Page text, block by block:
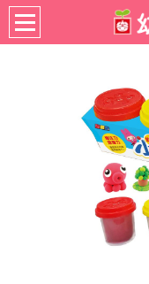
書籍分齡 適用年齡